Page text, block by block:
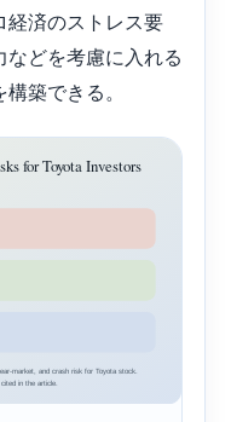
経済のストレス要
などを考慮に入れる
築できる。